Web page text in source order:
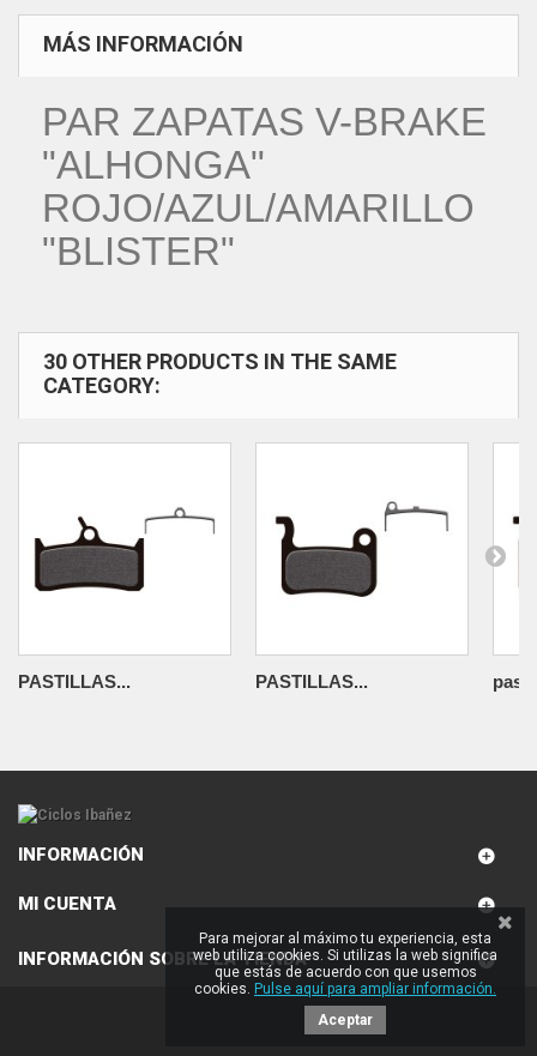
MÁS INFORMACIÓN
PAR ZAPATAS V-BRAKE
"ALHONGA"
ROJO/AZUL/AMARILLO
"BLISTER"
30 OTHER PRODUCTS IN THE SAME
CATEGORY:
PASTILLAS... PASTILLAS...
INFORMACIÓN
MI CUENTA
INFORMACIÓN SOBRE LA TIENDA
Para mejorar al máximo tu experiencia, esta
web utiliza cookies. Si utilizas la web significa
que estás de acuerdo con que usemos
cookies. Pulse aquí para ampliar información.
Aceptar